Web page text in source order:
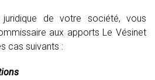
de votre société, vous
aux apports Le Vésinet
cas suivants :